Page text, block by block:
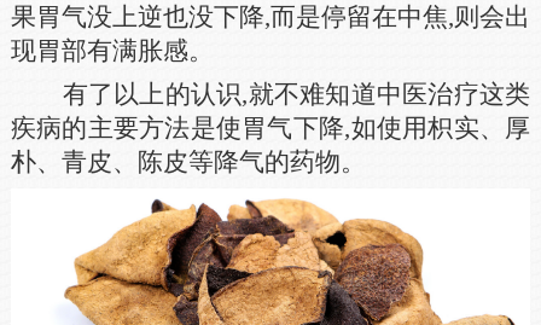
果胃气没上逆也没下降,而是停留在中焦,则会出
现胃部有满胀感。
有了以上的认识,就不难知道中医治疗这类
疾病的主要方法是使胃气下降,如使用枳实、厚
朴、青皮、陈皮等降气的药物。